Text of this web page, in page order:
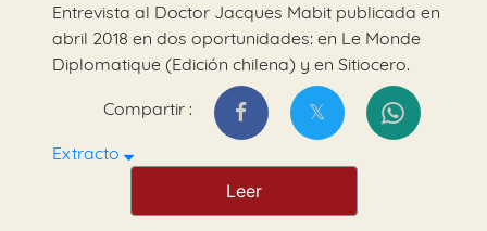
Entrevista al Doctor Jacques Mabit publicada en
abril 2018 en dos oportunidades: en Le Monde
Diplomatique (Edición chilena) y en Sitiocero.
Compartir :
Extracto
Leer